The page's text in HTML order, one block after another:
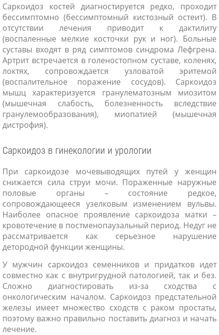
Саркоидоз костей диагностируется редко, проходит
бессимптомно (бессимптомный кистозный остеит). В
отсутствии лечения приводит к дактилиту
(воспаленные мелкие косточки рук и ног). Больные
суставы входят в ряд симптомов синдрома Лефгрена.
Артрит встречается в голеностопном суставе, коленях,
локтях, сопровождается узловатой эритемой
(воспалительное поражение сосудов). Саркоидоз
мышц характеризуется гранулематозным миозитом
(мышечная слабость, болезненность вследствие
гранулемообразования), миопатией (мышечная
дистрофия).
Саркоидоз в гинекологии и урологии
При саркоидозе мочевыводящих путей у женщин
снижается сила струи мочи. Пораженные наружные
половые органы – состояние редкое,
сопровождающееся узелковым изменением вульвы.
Наиболее опасное проявление саркоидоза матки –
кровотечение в постменопаузальный период. Недуг не
рассматривается как серьезное нарушение
детородной функции женщины.
У мужчин саркоидоз семенников и придатков идет
совместно как с внутригрудной патологией, так и без.
Сложно диагностировать из-за сходства с
онкологическим началом. Саркоидоз предстательной
железы имеет множество сходств с раком простаты,
поэтому важно правильно поставить диагноз и начать
лечение.